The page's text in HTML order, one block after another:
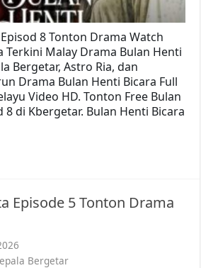
8 Tonton Drama Watch
Terkini Malay Drama Bulan Henti
Bergetar, Astro Ria, dan
Drama Bulan Henti Bicara Full
Video HD. Tonton Free Bulan
8 di Kbergetar. Bulan Henti Bicara
Episode 5 Tonton Drama
Bergetar